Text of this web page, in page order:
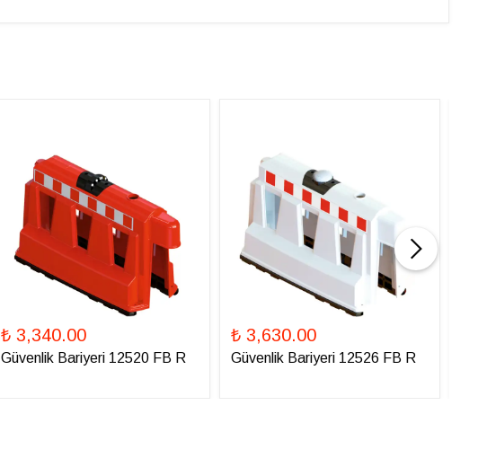
₺ 3,340.00
Güvenlik Bariyeri 12520 FB R
₺ 3,630.00
Güvenlik Bariyeri 12526 FB R